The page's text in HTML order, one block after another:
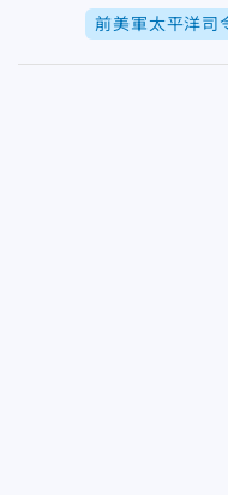
前美軍太平洋司